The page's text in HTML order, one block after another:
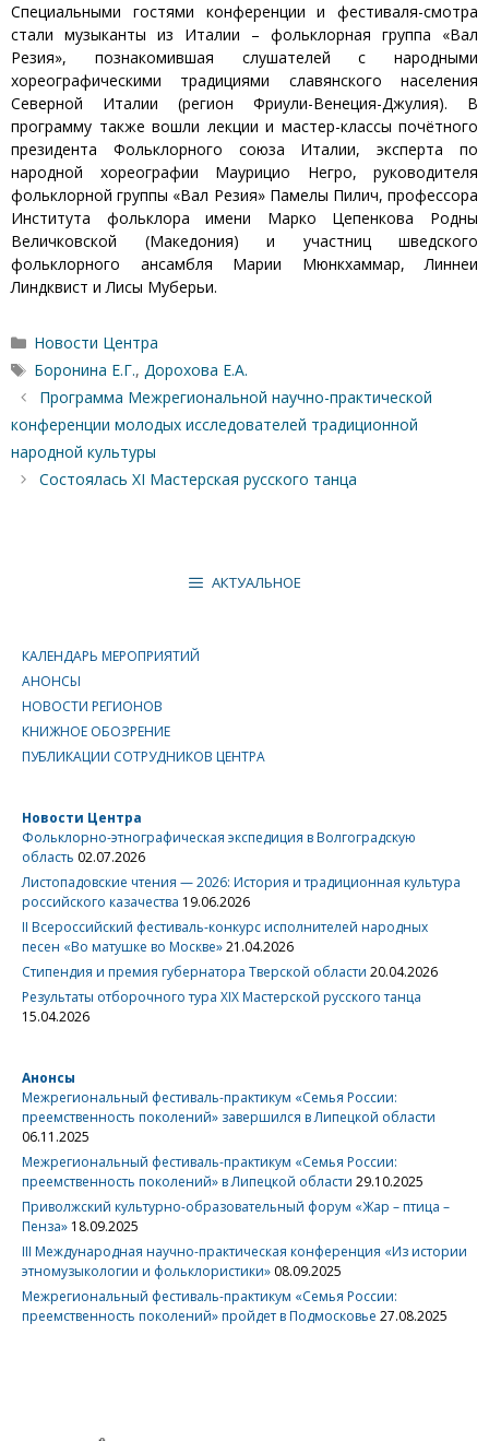
Специальными гостями конференции и фестиваля-смотра
стали музыканты из Италии – фольклорная группа «Вал
Резия», познакомившая слушателей с народными
хореографическими традициями славянского населения
Северной Италии (регион Фриули-Венеция-Джулия). В
программу также вошли лекции и мастер-классы почётного
президента Фольклорного союза Италии, эксперта по
народной хореографии Маурицио Негро, руководителя
фольклорной группы «Вал Резия» Памелы Пилич, профессора
Института фольклора имени Марко Цепенкова Родны
Величковской (Македония) и участниц шведского
фольклорного ансамбля Марии Мюнкхаммар, Линнеи
Линдквист и Лисы Муберьи.
Рубрики
Новости Центра
Метки
Боронина Е.Г.,Дорохова Е.А.
Программа Межрегиональной научно-практической
конференции молодых исследователей традиционной
народной культуры
Состоялась XI Мастерская русского танца
АКТУАЛЬНОЕ
КАЛЕНДАРЬ МЕРОПРИЯТИЙ
АНОНСЫ
НОВОСТИ РЕГИОНОВ
КНИЖНОЕ ОБОЗРЕНИЕ
ПУБЛИКАЦИИ СОТРУДНИКОВ ЦЕНТРА
Новости Центра
Фольклорно-этнографическая экспедиция в Волгоградскую
область 02.07.2026
Листопадовские чтения — 2026: История и традиционная культура
российского казачества 19.06.2026
II Всероссийский фестиваль-конкурс исполнителей народных
песен «Во матушке во Москве»21.04.2026
Стипендия и премия губернатора Тверской области 20.04.2026
Результаты отборочного тура XIX Мастерской русского танца
15.04.2026
Анонсы
Межрегиональный фестиваль-практикум «Семья России:
преемственность поколений» завершился в Липецкой области
06.11.2025
Межрегиональный фестиваль-практикум «Семья России:
преемственность поколений» в Липецкой области 29.10.2025
Приволжский культурно-образовательный форум «Жар – птица –
Пенза» 18.09.2025
III Международная научно-практическая конференция «Из истории
этномузыкологии и фольклористики» 08.09.2025
Межрегиональный фестиваль-практикум «Семья России:
преемственность поколений» пройдет в Подмосковье 27.08.2025